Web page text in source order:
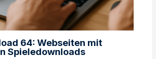
64: Webseiten mit
Spieledownloads